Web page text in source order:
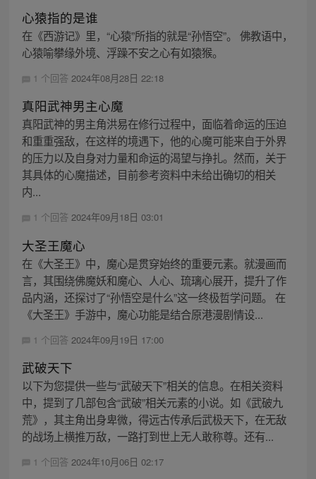
心猿指的是谁
在《西游记》里，“心猿”所指的就是“孙悟空”。 佛教语中，
心猿喻攀缘外境、浮躁不安之心有如猿猴。
1 个回答 2024年08月28日 22:18
真阳武神男主心魔
真阳武神的男主角洪易在修行过程中，面临着命运的压迫
和重重强敌，在这样的境遇下，他的心魔可能来自于外界
的压力以及自身对力量和命运的渴望与挣扎。然而，关于
其具体的心魔描述，目前参考资料中未给出确切的相关
内...
1 个回答 2024年09月18日 03:01
大圣王魔心
在《大圣王》中，魔心是贯穿始终的重要元素。就漫画而
言，其围绕佛魔妖和魔心、人心、琉璃心展开，提升了作
品内涵，还探讨了“孙悟空是什么”这一终极哲学问题。 在
《大圣王》手游中，魔心功能是结合原港漫剧情设...
1 个回答 2024年09月19日 17:00
武破天下
以下为您提供一些与“武破天下”相关的信息。在相关资料
中，提到了几部包含“武破”相关元素的小说。如《武破九
荒》，其主角出身卑微，得远古传承后武极天下，在无敌
的战场上横推万敌，一路打到世上无人敢称尊。还有...
1 个回答 2024年10月06日 02:17